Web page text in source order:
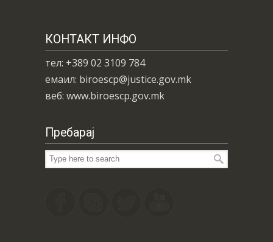
КОНТАКТ ИНФО
тел: +389 02 3109 784
емаил: biroescp@justice.gov.mk
веб: www.biroescp.gov.mk
Пребарај